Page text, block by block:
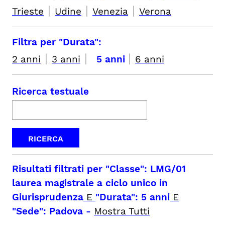
Trieste | Udine | Venezia | Verona
Filtra per "Durata":
2 anni | 3 anni | 5 anni | 6 anni
Ricerca testuale
Risultati filtrati per "Classe": LMG/01
laurea magistrale a ciclo unico in
Giurisprudenza E "Durata": 5 anni E
"Sede": Padova - Mostra Tutti